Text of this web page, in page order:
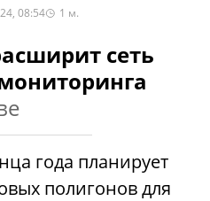
08:54 1 м.
сеть
года планирует
полигонов для